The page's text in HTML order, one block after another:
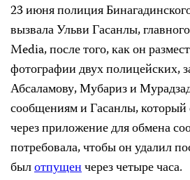
23 июня полиция
вызвала Ульви Гасанлы,
Media, после того, как он
фотографии двух полицейских,
Абсаламову, Мубариз и
сообщениям и Гасанлы,
через приложение для обмена
потребовала, чтобы он удалил
былотпущенчерез четыре часа.